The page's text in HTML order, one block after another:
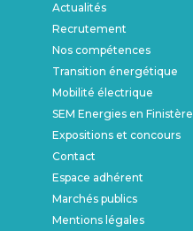
Actualités
Recrutement
Nos compétences
Transition énergétique
Mobilité électrique
SEM Energies en Finistère
Expositions et concours
Contact
Espace adhérent
Marchés publics
Mentions légales